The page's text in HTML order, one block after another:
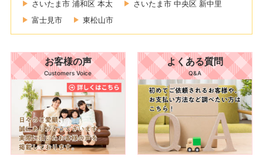
さいたま市 浦和区 本太
さいたま市 中央区 新中里
富士見市
東松山市
お客様の声
Customers Voice
よくある質問
Q&A